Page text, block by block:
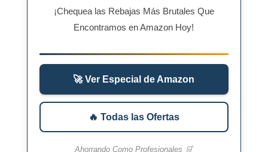
¡Chequea las Rebajas Más Brutales Que
Encontramos en Amazon Hoy!
🚀 Ver Especial de Amazon
🔥 Todas las Ofertas
Ahorrando Como Profesionales 🛒